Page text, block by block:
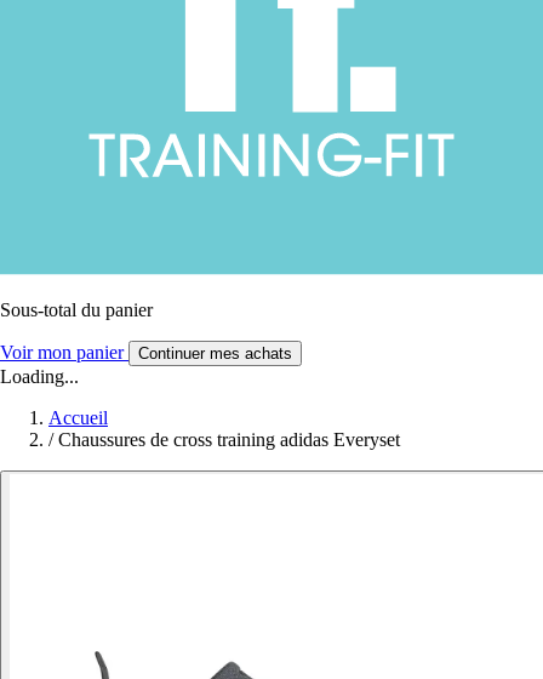
Sous-total du panier
Voir mon panier Continuer mes achats
Loading...
Accueil
/ Chaussures de cross training adidas Everyset